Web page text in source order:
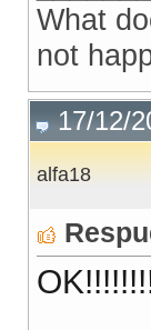
What
not
17/12/
alfa18